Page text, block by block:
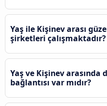
Yaş ile Kişinev arası
şirketleri çalışmaktadır?
Yaş ve Kişinev
bağlantısı var mıdır?